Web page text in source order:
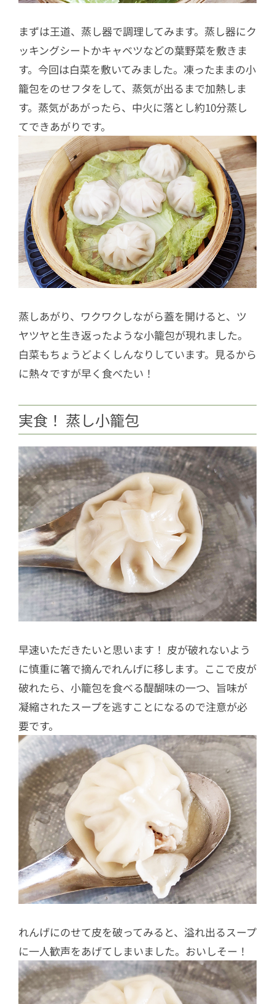
まずは王道、蒸し器で調理してみます。蒸し器にク
ッキングシートかキャベツなどの葉野菜を敷きま
す。今回は白菜を敷いてみました。凍ったままの小
籠包をのせフタをして、蒸気が出るまで加熱しま
す。蒸気があがったら、中火に落とし約10分蒸し
てできあがりです。
蒸しあがり、ワクワクしながら蓋を開けると、ツ
ヤツヤと生き返ったような小籠包が現れました。
白菜もちょうどよくしんなりしています。見るから
に熱々ですが早く食べたい！
実食！ 蒸し小籠包
早速いただきたいと思います！ 皮が破れないよう
に慎重に箸で摘んでれんげに移します。ここで皮が
破れたら、小籠包を食べる醍醐味の一つ、旨味が
凝縮されたスープを逃すことになるので注意が必
要です。
れんげにのせて皮を破ってみると、溢れ出るスープ
に一人歓声をあげてしまいました。おいしそー！